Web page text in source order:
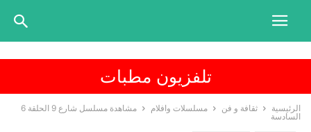
تلفزيون مطبات
الرئيسية ثقافة و فن مسلسلات وافلام
مشاهدة مسلسل شارع 9 الحلقة 6
السادسة